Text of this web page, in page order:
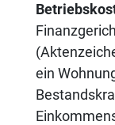
ein